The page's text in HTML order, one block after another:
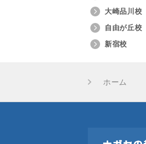
大崎品川校
自由が丘校
新宿校
ホーム